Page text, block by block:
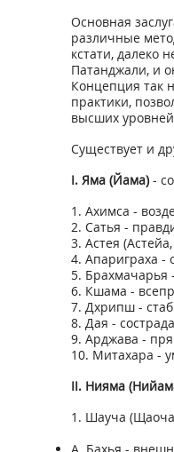
Основная
различные
кстати, далеко
Патанджали, и
Концепция так
практики,
высших
Существует и
I. Яма (Йама)-
1. Ахимса -
2. Сатья -
3. Астея
4. Апариграха -
5. Брахмачарья
6. Кшама -
7. Дхрипш -
8. Дая -
9. Арджава -
10. Митахара -
II. Нияма
1. Шауча